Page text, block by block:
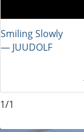
Smiling Slowly
― JUUDOLF
1/1